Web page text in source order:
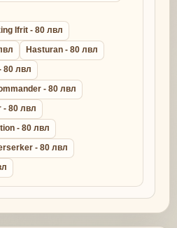
Ifrit - 80 лвл
Hasturan - 80 лвл
80 лвл
- 80 лвл
- 80 лвл
- 80 лвл
- 80 лвл